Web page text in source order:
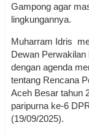
Gampong agar
lingkungannya.
Muharram Idris
Dewan
dengan agenda
tentang Rencana
Aceh Besar tahun
paripurna ke-6
(19/09/2025).